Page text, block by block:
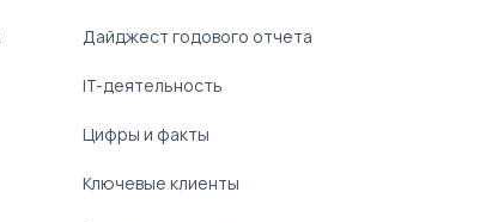
Дайджест годового отчета
IT-деятельность
Цифры и факты
Ключевые клиенты